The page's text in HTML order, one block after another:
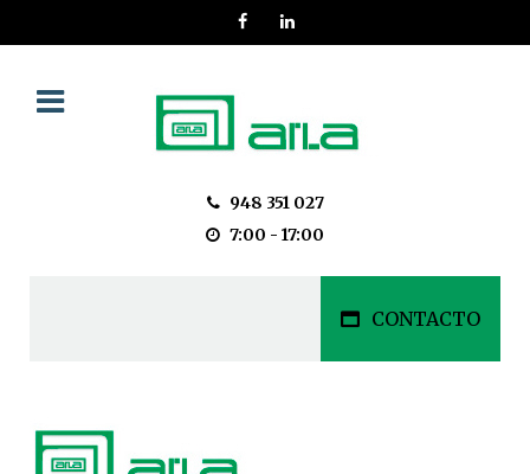
948 351 027
7:00 - 17:00
CONTACTO